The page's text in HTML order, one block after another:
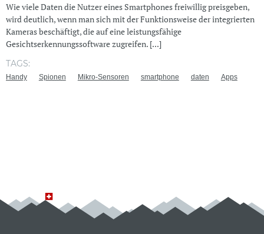
Wie viele Daten die Nutzer eines Smartphones freiwillig preisgeben,
wird deutlich, wenn man sich mit der Funktionsweise der integrierten
Kameras beschäftigt, die auf eine leistungsfähige
Gesichtserkennungssoftware zugreifen. [...]
TAGS:
Handy Spionen Mikro-Sensoren smartphone daten Apps